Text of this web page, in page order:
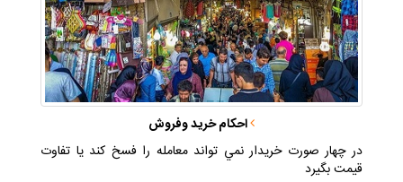
احكام خريد وفروش
در چهار صورت خريدار نمي تواند معامله را فسخ كند يا تفاوت
قيمت بگيرد